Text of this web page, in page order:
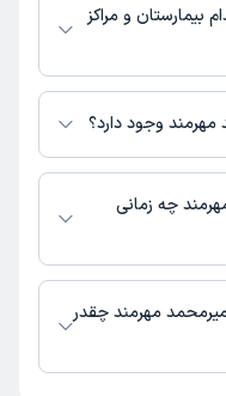
بیمارستان و مراکز
در مراکز درمانی در دسترس
مهرمند وجود دارد؟
توسط دکتر امیرمحمد مهرمند
لطفاً با مطب تماس بگیرید.
چه زمانی
مطب مشخص می‌شود.
مهرمند چقدر